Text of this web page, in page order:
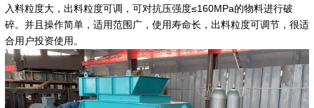
入料粒度大，出料粒度可调，可对抗压强度≤160MPa的物料进行破
碎。并且操作简单，适用范围广，使用寿命长，出料粒度可调节，很适
合用户投资使用。